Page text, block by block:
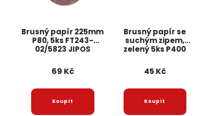
Brusný papír 225mm
P80, 5ks FT243-
02/5823 JIPOS
69 Kč
Brusný papír se
suchým zipem,
zelený 5ks P400
45 Kč